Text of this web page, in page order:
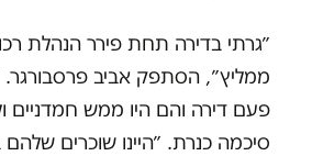
״גרתי בדירה תחת פירר הנהלת
ממליץ״, הסתפק אביב
פעם דירה והם היו ממש חמדניים
סיכמה כנרת. ״היינו שוכרים